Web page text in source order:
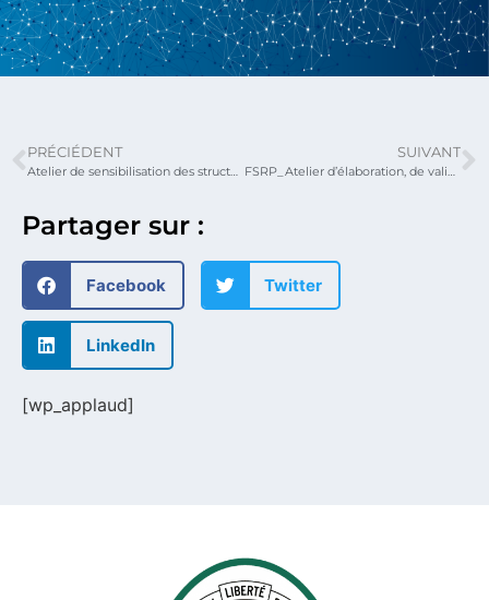
Partager sur :
Facebook Twitter
LinkedIn
[wp_applaud]
PRÉCIÉDENT
Atelier de sensibilisation des structures partenaires du FSRP sur la mise en œuvre des documents de sauvegarde environnementale et sociale du projet
SUIVANT
FSRP_Atelier d’élaboration, de validation et de diffusion des résultats de la prévision des caractéristiques agro hydro climatique de la petite saison des pluies au sud Togo